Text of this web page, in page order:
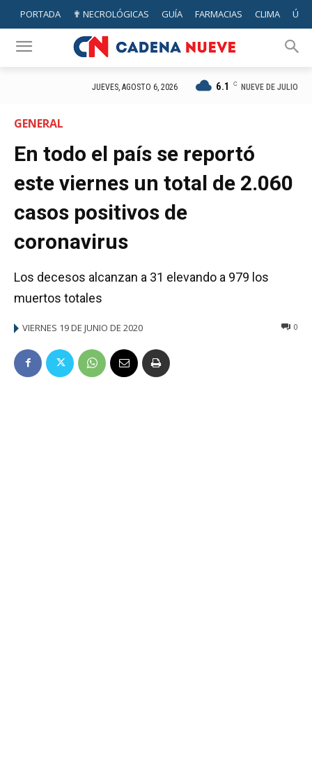
PORTADA ✟ NECROLÓGICAS GUÍA FARMACIAS CLIMA
JUEVES, AGOSTO 6, 2026 6.1 C NUEVE DE JULIO
GENERAL
En todo el país se reportó
este viernes un total de 2.060
casos positivos de
coronavirus
Los decesos alcanzan a 31 elevando a 979 los
muertos totales
VIERNES 19 DE JUNIO DE 2020 0